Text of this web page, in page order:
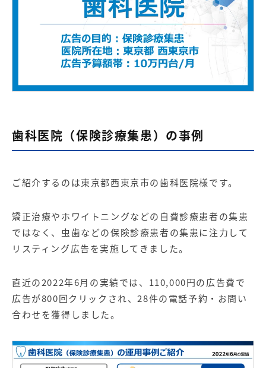
【塾・個別塾業界向け】新規
集客Web広告パッケージ
サイトアクセス増加パッケー
ジ
商圏ねらいうちパッケージ 求人パッケージ
歯科医院（保険診療集患）の事例
ご紹介するのは東京都西東京市の歯科医院様です。
矯正治療やホワイトニングなどの自費診療患者の集患
ではなく、虫歯などの保険診療患者の集患に注力して
リスティング広告を実施してきました。
直近の2022年6月の実績では、110,000円の広告費で
広告が800回クリックされ、28件の電話予約・お問い
合わせを獲得しました。